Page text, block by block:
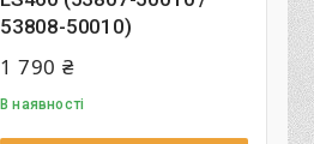
53808-50010)
1 790 ₴
В наявності